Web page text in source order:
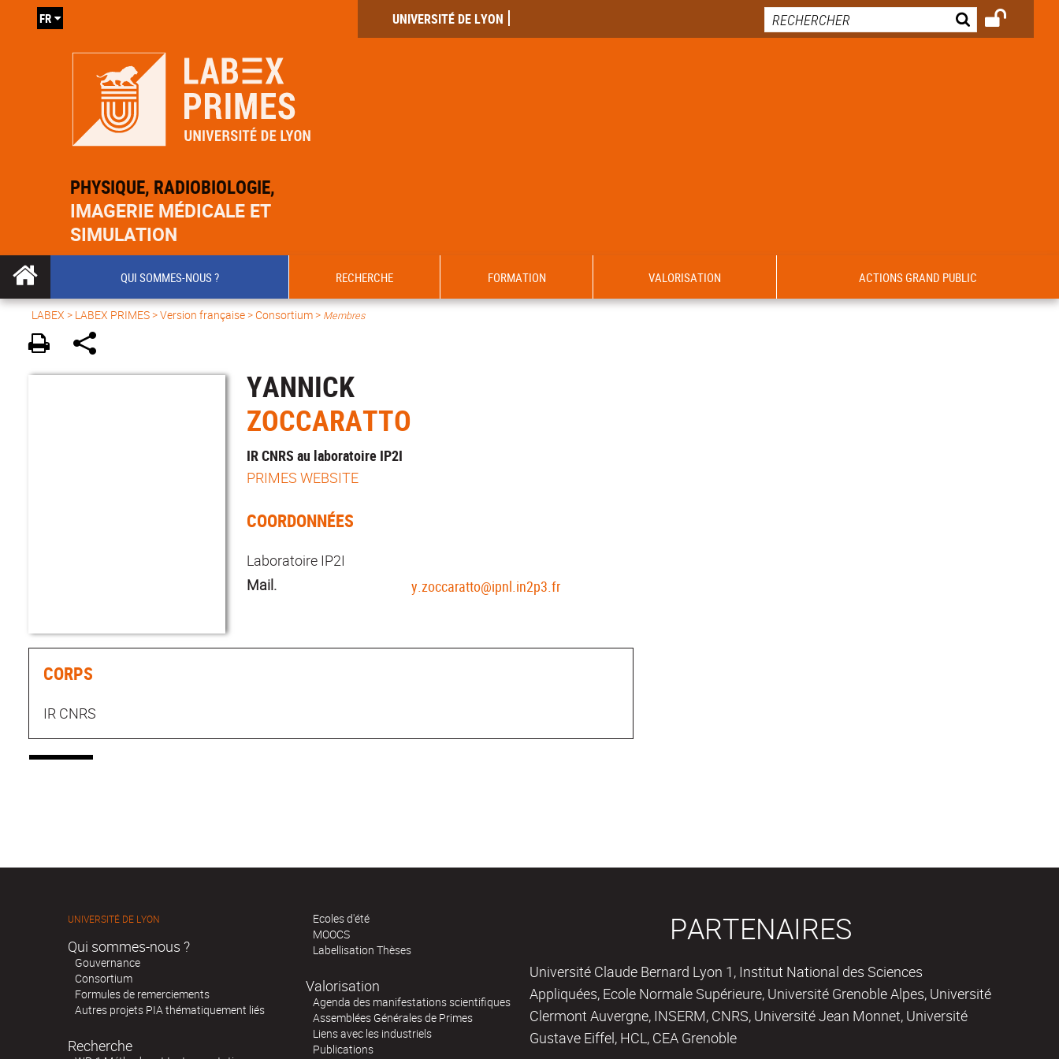
PHYSIQUE, RADIOBIOLOGIE,
IMAGERIE MÉDICALE ET
SIMULATION
UNIVERSITÉ DE LYON
FR
QUI SOMMES-NOUS ? RECHERCHE FORMATION VALORISATION ACTIONS GRAND PUBLIC
LABEX > LABEX PRIMES>Version française> Consortium > Membres
YANNICK
ZOCCARATTO
IR CNRS au laboratoire IP2I
PRIMES WEBSITE
COORDONNÉES
Laboratoire IP2I
Mail.
y.zoccaratto@ipnl.in2p3.fr
CORPS
IR CNRS
UNIVERSITÉ DE LYON
Qui sommes-nous ?
Gouvernance
Consortium
Formules de remerciements
Autres projets PIA thématiquement liés
Recherche
Ecoles d'été
MOOCS
Labellisation Thèses
Valorisation
Agenda des manifestations scientifiques
Assemblées Générales de Primes
Liens avec les industriels
Publications
PARTENAIRES
Université Claude Bernard Lyon 1, Institut National des Sciences
Appliquées, Ecole Normale Supérieure, Université Grenoble Alpes, Université
Clermont Auvergne, INSERM, CNRS, Université Jean Monnet, Université
Gustave Eiffel, HCL, CEA Grenoble